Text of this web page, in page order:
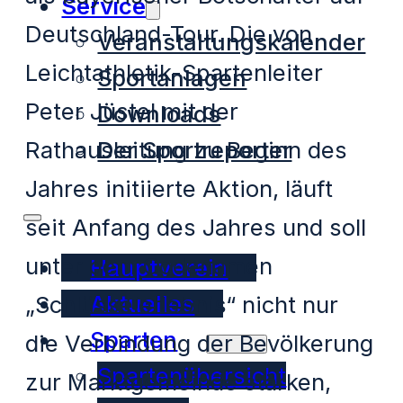
Service
Veranstaltungskalender
Sportanlagen
Downloads
Der Sportreporter
Hauptverein
Aktuelles
Sparten
Spartenübersicht
Deutschland-Tour. Die von
Leichtathletik-Spartenleiter
Peter Jüstel mit der
Rathausleitung zu Beginn des
Jahres initiierte Aktion, läuft
seit Anfang des Jahres und soll
unter dem Codenamen
„Schlüsselerlebnis“ nicht nur
die Verbindung der Bevölkerung
zur Marktgemeinde stärken,